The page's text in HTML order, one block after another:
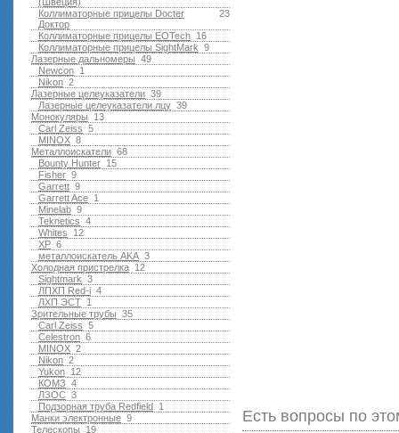
23
Коллиматорные прицелы Docter
Доктор
16
Коллиматорные прицелы EOTech
9
Коллиматорные прицелы SightMark
49
Лазерные дальномеры
1
Newcon
2
Nikon
39
Лазерные целеуказатели
39
Лазерные целеуказатели лцу
13
Монокуляры
5
Carl Zeiss
8
MINOX
68
Металлоискатели
15
Bounty Hunter
9
Fisher
9
Garrett
1
Garrett Ace
9
Minelab
4
Teknetics
12
Whites
6
XP
3
металлоискатель AKA
12
Холодная пристрелка
3
Sightmark
4
ЛПХП Red-i
1
ЛХП ЭСТ
35
Зрительные трубы
5
Carl Zeiss
6
Celestron
2
MINOX
2
Nikon
12
Yukon
4
КОМЗ
3
ЛЗОС
1
Подзорная труба Redfield
9
Манки электронные
19
Телескопы
Есть вопросы по